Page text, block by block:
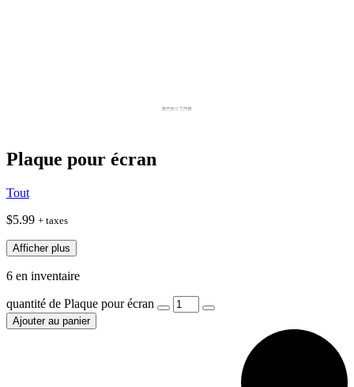
Plaque pour écran
Tout
$5.99 + taxes
Afficher plus
6 en inventaire
quantité de Plaque pour écran
Ajouter au panier